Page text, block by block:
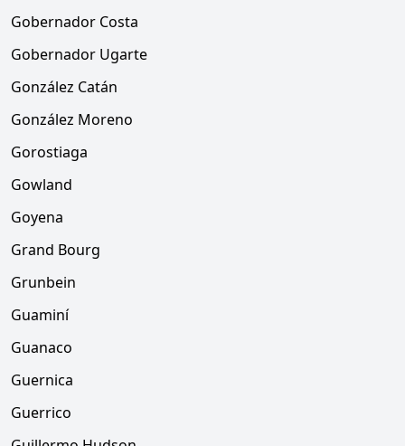
Gobernador Costa
Gobernador Ugarte
González Catán
González Moreno
Gorostiaga
Gowland
Goyena
Grand Bourg
Grunbein
Guaminí
Guanaco
Guernica
Guerrico